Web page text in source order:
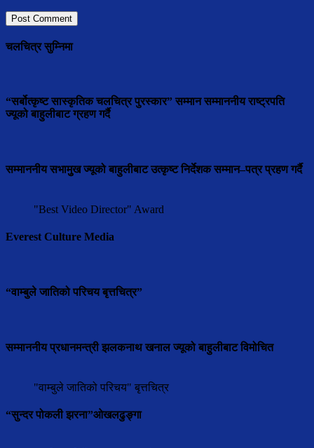
चलचित्र सुम्निमा
“सर्बोत्कृष्ट सास्कृतिक चलचित्र पुरस्कार” सम्मान सम्माननीय राष्ट्रपति
ज्यूको बाहुलीबाट ग्रहण गर्दै
सम्माननीय सभामुुख ज्यूको बाहुलीबाट उत्कृष्ट निर्देशक सम्मान–पत्र प्रहण गर्दै
"Best Video Director" Award
Everest Culture Media
“वाम्बुले जातिको परिचय बृत्तचित्र”
सम्माननीय प्रधानमन्त्री झलकनाथ खनाल ज्यूको बाहुलीबाट विमोचित
"वाम्बुले जातिको परिचय" बृत्तचित्र
“सुन्दर पोकली झरना”ओखलढुङ्गा